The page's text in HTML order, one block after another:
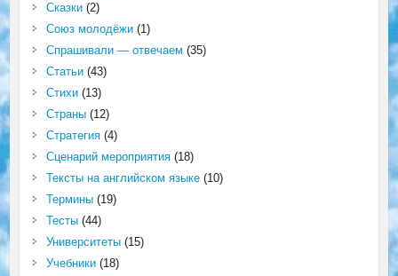
Сказки(2)
Союз молодёжи(1)
Спрашивали — отвечаем (35)
Статьи(43)
Стихи(13)
Страны(12)
Стратегия(4)
Сценарий мероприятия(18)
Тексты на английском языке(10)
Термины(19)
Тесты(44)
Университеты(15)
Учебники(18)